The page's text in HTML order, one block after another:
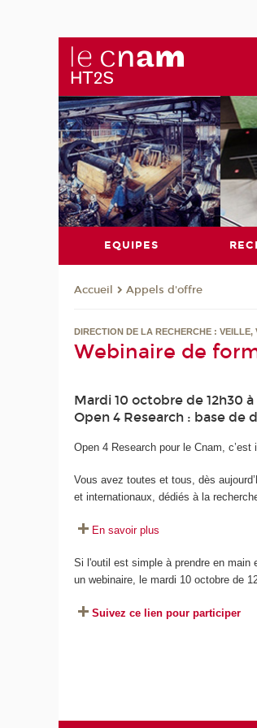
EQUIPES
Accueil Appels d'offre
DIRECTION DE LA RECHERCHE :
Webinaire de
Mardi 10 octobre de 12h30
Open 4 Research : base de
Open 4 Research pour le Cnam, c’est
Vous avez toutes et tous, dès
et internationaux, dédiés à la
En savoir plus
Si l'outil est simple à prendre en
un webinaire, le mardi 10 octobre de
Suivez ce lien pour participer